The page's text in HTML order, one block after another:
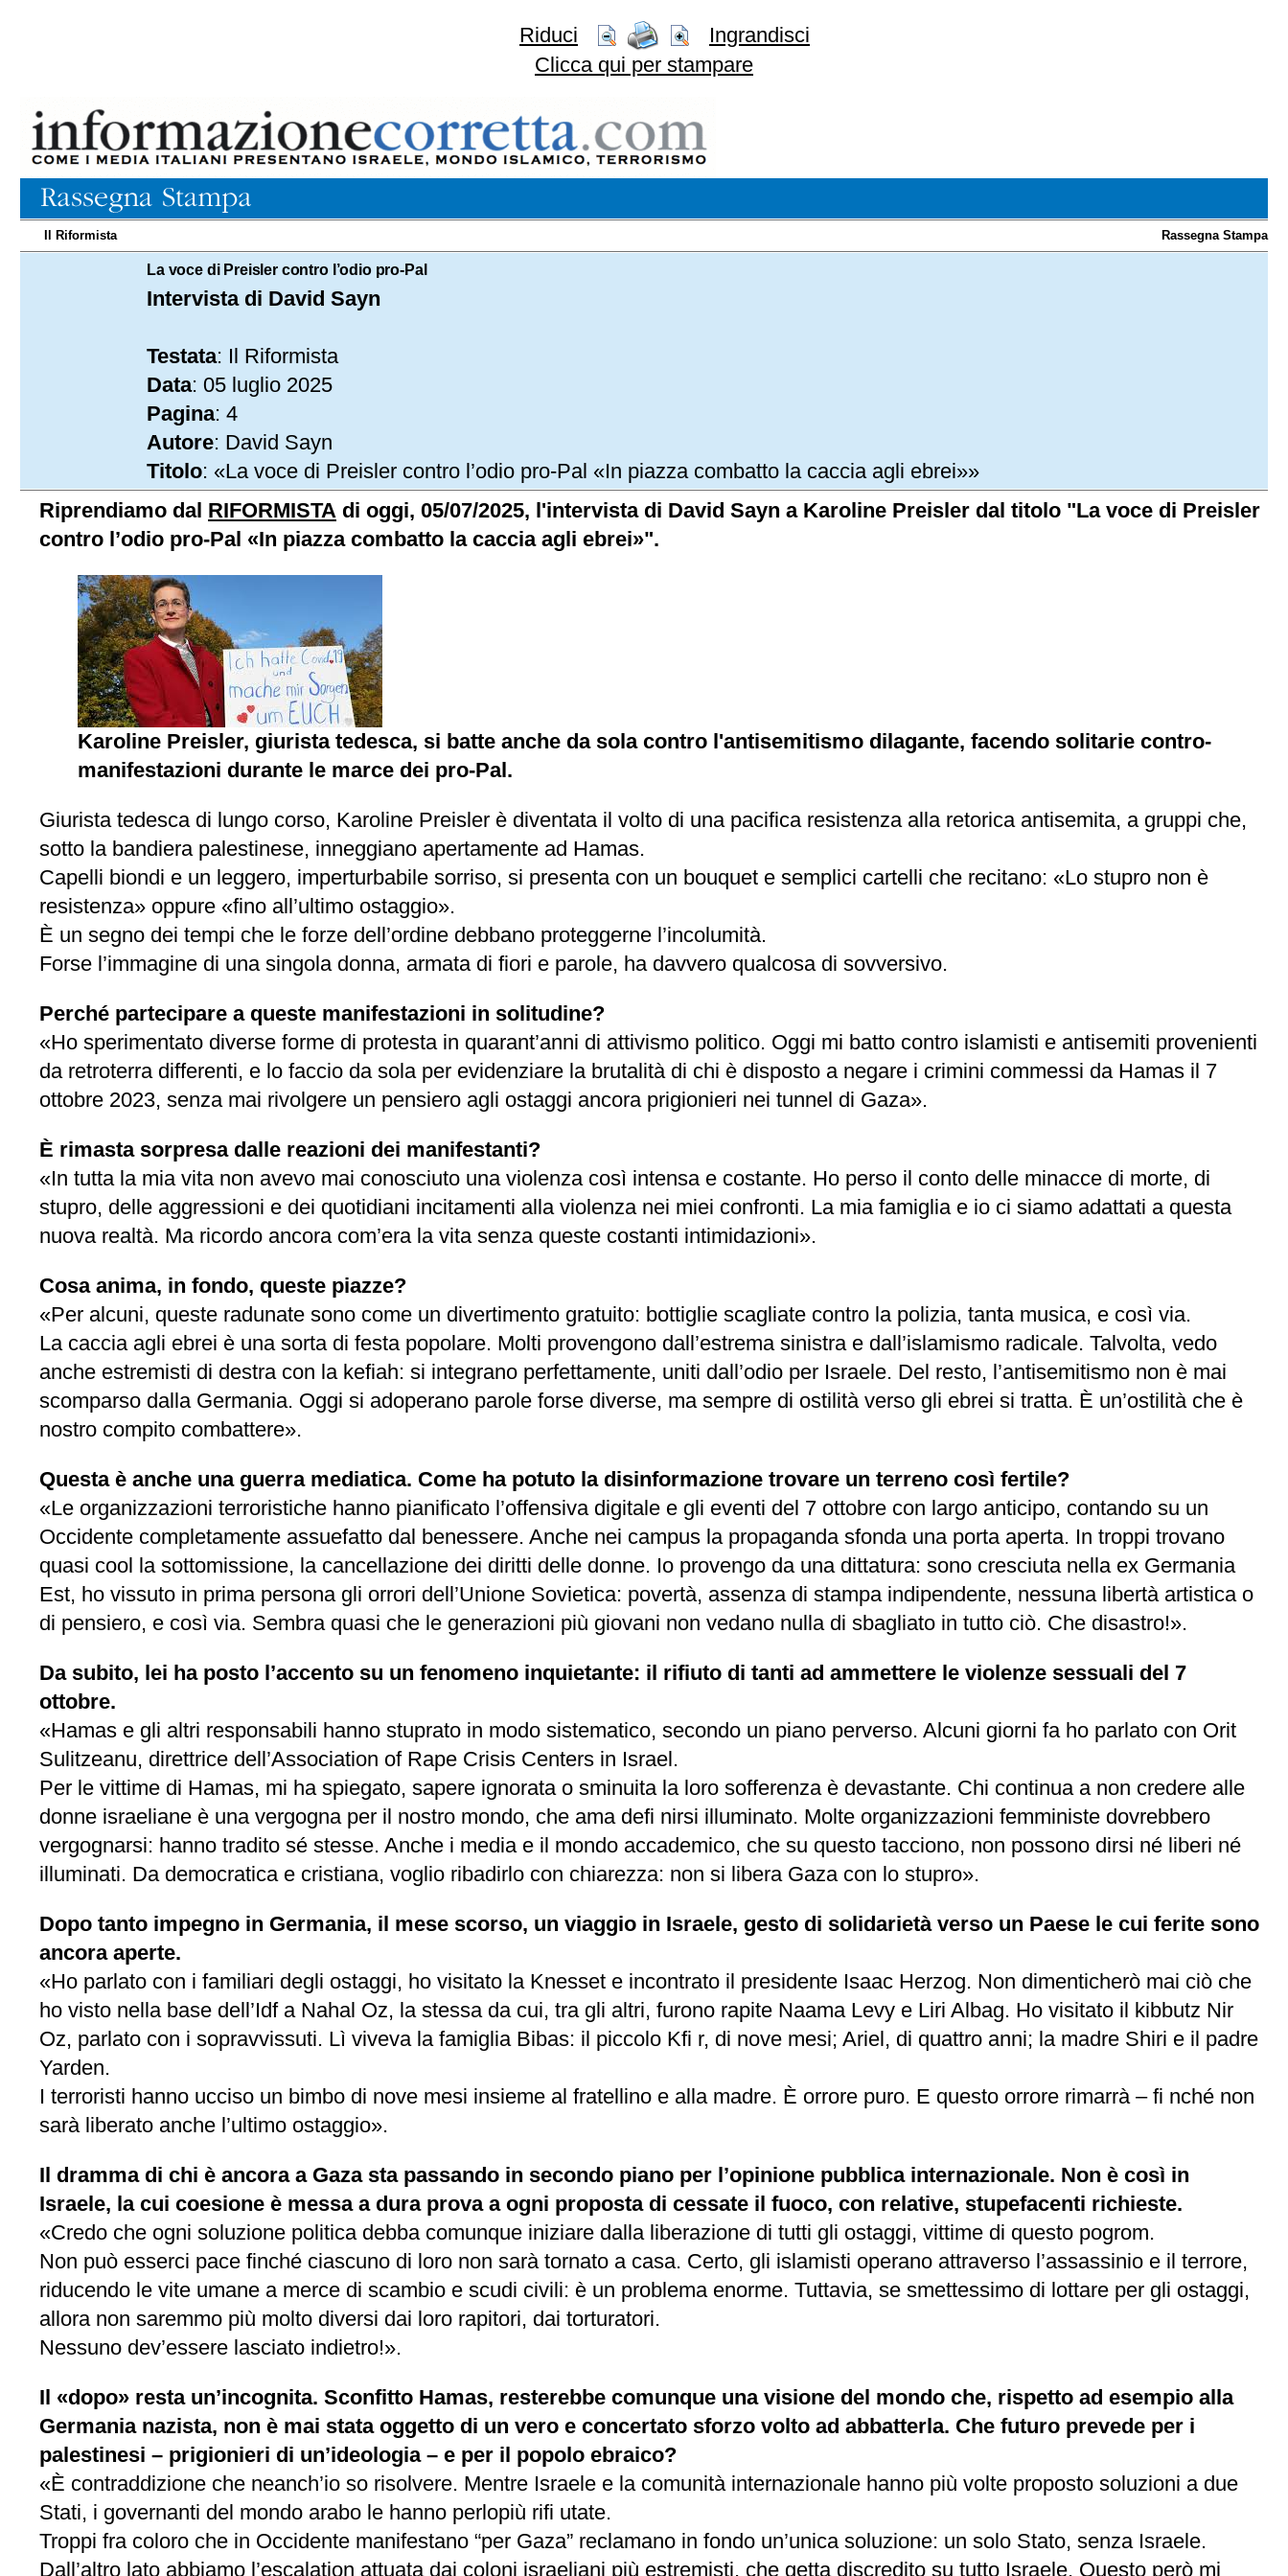
Riduci
Ingrandisci
Clicca qui per stampare
Il Riformista Rassegna Stampa
La voce di Preisler contro l’odio pro-Pal
Intervista di David Sayn
Testata: Il Riformista
Data: 05 luglio 2025
Pagina: 4
Autore: David Sayn
Titolo: «La voce di Preisler contro l’odio pro-Pal «In piazza combatto la caccia agli ebrei»»
Riprendiamo dal RIFORMISTA di oggi, 05/07/2025, l'intervista di David Sayn a Karoline Preisler dal titolo "La voce di Preisler
contro l’odio pro-Pal «In piazza combatto la caccia agli ebrei»".
Karoline Preisler, giurista tedesca, si batte anche da sola contro l'antisemitismo dilagante, facendo solitarie contro-
manifestazioni durante le marce dei pro-Pal.
Giurista tedesca di lungo corso, Karoline Preisler è diventata il volto di una pacifica resistenza alla retorica antisemita, a gruppi che,
sotto la bandiera palestinese, inneggiano apertamente ad Hamas.
Capelli biondi e un leggero, imperturbabile sorriso, si presenta con un bouquet e semplici cartelli che recitano: «Lo stupro non è
resistenza» oppure «fino all’ultimo ostaggio».
È un segno dei tempi che le forze dell’ordine debbano proteggerne l’incolumità.
Forse l’immagine di una singola donna, armata di fiori e parole, ha davvero qualcosa di sovversivo.
Perché partecipare a queste manifestazioni in solitudine?
«Ho sperimentato diverse forme di protesta in quarant’anni di attivismo politico. Oggi mi batto contro islamisti e antisemiti provenienti
da retroterra differenti, e lo faccio da sola per evidenziare la brutalità di chi è disposto a negare i crimini commessi da Hamas il 7
ottobre 2023, senza mai rivolgere un pensiero agli ostaggi ancora prigionieri nei tunnel di Gaza».
È rimasta sorpresa dalle reazioni dei manifestanti?
«In tutta la mia vita non avevo mai conosciuto una violenza così intensa e costante. Ho perso il conto delle minacce di morte, di
stupro, delle aggressioni e dei quotidiani incitamenti alla violenza nei miei confronti. La mia famiglia e io ci siamo adattati a questa
nuova realtà. Ma ricordo ancora com’era la vita senza queste costanti intimidazioni».
Cosa anima, in fondo, queste piazze?
«Per alcuni, queste radunate sono come un divertimento gratuito: bottiglie scagliate contro la polizia, tanta musica, e così via.
La caccia agli ebrei è una sorta di festa popolare. Molti provengono dall’estrema sinistra e dall’islamismo radicale. Talvolta, vedo
anche estremisti di destra con la kefiah: si integrano perfettamente, uniti dall’odio per Israele. Del resto, l’antisemitismo non è mai
scomparso dalla Germania. Oggi si adoperano parole forse diverse, ma sempre di ostilità verso gli ebrei si tratta. È un’ostilità che è
nostro compito combattere».
Questa è anche una guerra mediatica. Come ha potuto la disinformazione trovare un terreno così fertile?
«Le organizzazioni terroristiche hanno pianificato l’offensiva digitale e gli eventi del 7 ottobre con largo anticipo, contando su un
Occidente completamente assuefatto dal benessere. Anche nei campus la propaganda sfonda una porta aperta. In troppi trovano
quasi cool la sottomissione, la cancellazione dei diritti delle donne. Io provengo da una dittatura: sono cresciuta nella ex Germania
Est, ho vissuto in prima persona gli orrori dell’Unione Sovietica: povertà, assenza di stampa indipendente, nessuna libertà artistica o
di pensiero, e così via. Sembra quasi che le generazioni più giovani non vedano nulla di sbagliato in tutto ciò. Che disastro!».
Da subito, lei ha posto l’accento su un fenomeno inquietante: il rifiuto di tanti ad ammettere le violenze sessuali del 7
ottobre.
«Hamas e gli altri responsabili hanno stuprato in modo sistematico, secondo un piano perverso. Alcuni giorni fa ho parlato con Orit
Sulitzeanu, direttrice dell’Association of Rape Crisis Centers in Israel.
Per le vittime di Hamas, mi ha spiegato, sapere ignorata o sminuita la loro sofferenza è devastante. Chi continua a non credere alle
donne israeliane è una vergogna per il nostro mondo, che ama defi nirsi illuminato. Molte organizzazioni femministe dovrebbero
vergognarsi: hanno tradito sé stesse. Anche i media e il mondo accademico, che su questo tacciono, non possono dirsi né liberi né
illuminati. Da democratica e cristiana, voglio ribadirlo con chiarezza: non si libera Gaza con lo stupro».
Dopo tanto impegno in Germania, il mese scorso, un viaggio in Israele, gesto di solidarietà verso un Paese le cui ferite sono
ancora aperte.
«Ho parlato con i familiari degli ostaggi, ho visitato la Knesset e incontrato il presidente Isaac Herzog. Non dimenticherò mai ciò che
ho visto nella base dell’Idf a Nahal Oz, la stessa da cui, tra gli altri, furono rapite Naama Levy e Liri Albag. Ho visitato il kibbutz Nir
Oz, parlato con i sopravvissuti. Lì viveva la famiglia Bibas: il piccolo Kfi r, di nove mesi; Ariel, di quattro anni; la madre Shiri e il padre
Yarden.
I terroristi hanno ucciso un bimbo di nove mesi insieme al fratellino e alla madre. È orrore puro. E questo orrore rimarrà – fi nché non
sarà liberato anche l’ultimo ostaggio».
Il dramma di chi è ancora a Gaza sta passando in secondo piano per l’opinione pubblica internazionale. Non è così in
Israele, la cui coesione è messa a dura prova a ogni proposta di cessate il fuoco, con relative, stupefacenti richieste.
«Credo che ogni soluzione politica debba comunque iniziare dalla liberazione di tutti gli ostaggi, vittime di questo pogrom.
Non può esserci pace finché ciascuno di loro non sarà tornato a casa. Certo, gli islamisti operano attraverso l’assassinio e il terrore,
riducendo le vite umane a merce di scambio e scudi civili: è un problema enorme. Tuttavia, se smettessimo di lottare per gli ostaggi,
allora non saremmo più molto diversi dai loro rapitori, dai torturatori.
Nessuno dev’essere lasciato indietro!».
Il «dopo» resta un’incognita. Sconfitto Hamas, resterebbe comunque una visione del mondo che, rispetto ad esempio alla
Germania nazista, non è mai stata oggetto di un vero e concertato sforzo volto ad abbatterla. Che futuro prevede per i
palestinesi – prigionieri di un’ideologia – e per il popolo ebraico?
«È contraddizione che neanch’io so risolvere. Mentre Israele e la comunità internazionale hanno più volte proposto soluzioni a due
Stati, i governanti del mondo arabo le hanno perlopiù rifi utate.
Troppi fra coloro che in Occidente manifestano “per Gaza” reclamano in fondo un’unica soluzione: un solo Stato, senza Israele.
Dall’altro lato abbiamo l’escalation attuata dai coloni israeliani più estremisti, che getta discredito su tutto Israele. Questo però mi